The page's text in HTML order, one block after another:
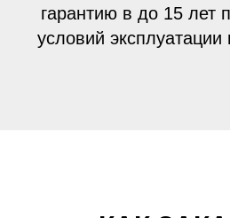
гарантию в до 15 лет
условий